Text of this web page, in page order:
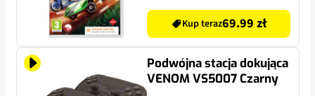
Kup teraz69.99 zł
Podwójna stacja dokująca
VENOM VS5007 Czarny